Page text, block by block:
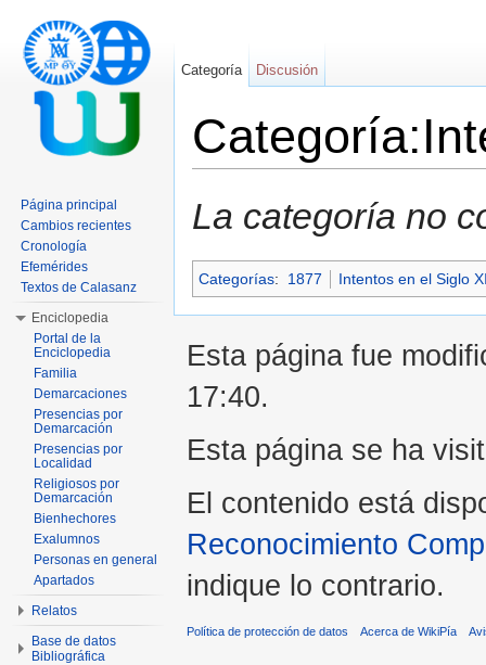
La categoría no
Categorías: 1877 Intentos en el Siglo
Categoría Discusión
Página principal
Cambios recientes
Cronología
Efemérides
Textos de Calasanz
Enciclopedia
Portal de la
Enciclopedia
Familia
Demarcaciones
Presencias por
Demarcación
Presencias por
Localidad
Religiosos por
Demarcación
Bienhechores
Exalumnos
Personas en general
Apartados
Relatos
Base de datos
Bibliográfica
Esta página fue
17:40.
Esta página se ha
El contenido está
Reconocimiento
indique lo contrario.
Política de protección de datos Acerca de WikiPía